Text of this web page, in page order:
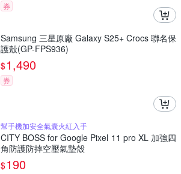
券
Samsung 三星原廠 Galaxy S25+ Crocs 聯名保
護殼(GP-FPS936)
$1,490
券
幫手機加安全氣囊火紅入手
CITY BOSS for Google Pixel 11 pro XL 加強四
角防護防摔空壓氣墊殼
$190